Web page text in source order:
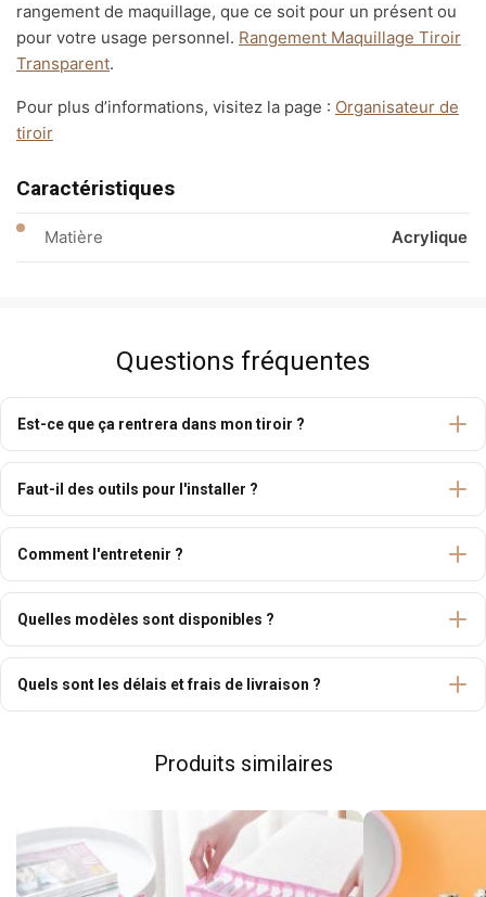
rangement de maquillage, que ce soit pour un présent ou
pour votre usage personnel. Rangement Maquillage Tiroir
Transparent.
Pour plus d’informations, visitez la page : Organisateur de
tiroir
Caractéristiques
Matière Acrylique
Questions fréquentes
Est-ce que ça rentrera dans mon tiroir ?
Faut-il des outils pour l'installer ?
Comment l'entretenir ?
Quelles modèles sont disponibles ?
Quels sont les délais et frais de livraison ?
Produits similaires